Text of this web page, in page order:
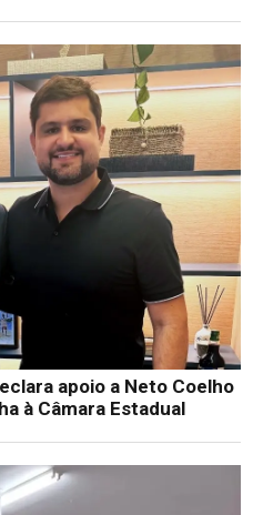
apoio a Neto Coelho
à Câmara Estadual